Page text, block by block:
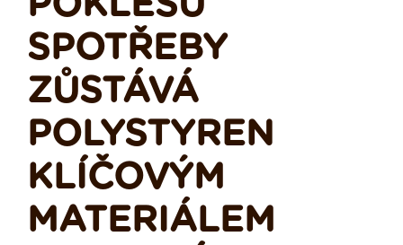
SPOTŘEBY
ZŮSTÁVÁ
POLYSTYREN
KLÍČOVÝM
MATERIÁLEM